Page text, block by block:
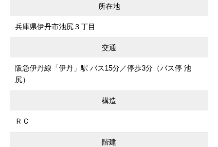
所在地
兵庫県伊丹市池尻３丁目
交通
阪急伊丹線「伊丹」駅 バス15分／停歩3分（バス停 池
尻）
構造
ＲＣ
階建